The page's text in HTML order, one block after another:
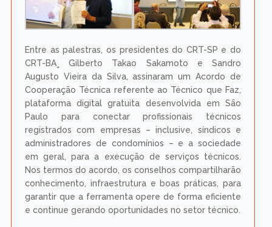
Entre as palestras, os presidentes do CRT-SP e do
CRT-BA¸ Gilberto Takao Sakamoto e Sandro
Augusto Vieira da Silva, assinaram um Acordo de
Cooperação Técnica referente ao Técnico que Faz,
plataforma digital gratuita desenvolvida em São
Paulo para conectar profissionais técnicos
registrados com empresas – inclusive, síndicos e
administradores de condomínios – e a sociedade
em geral, para a execução de serviços técnicos.
Nos termos do acordo, os conselhos compartilharão
conhecimento, infraestrutura e boas práticas, para
garantir que a ferramenta opere de forma eficiente
e continue gerando oportunidades no setor técnico.